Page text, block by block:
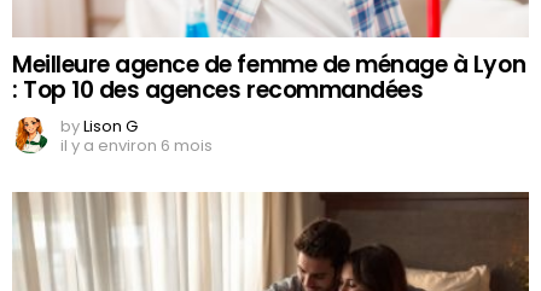
Meilleure agence de femme de ménage à Lyon
: Top 10 des agences recommandées
byLison G
il y a environ 6 mois